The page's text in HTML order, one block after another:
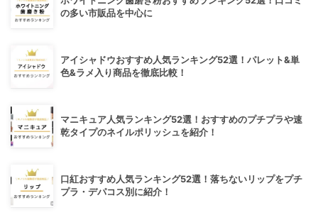
の多い市販品を中心に
アイシャドウおすすめ人気ランキング52選！パレット&単
色&ラメ入り商品を徹底比較！
マニキュア人気ランキング52選！おすすめのプチプラや速
乾タイプのネイルポリッシュを紹介！
口紅おすすめ人気ランキング52選！落ちないリップをプチ
プラ・デパコス別に紹介！